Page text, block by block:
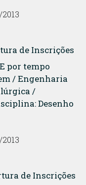
2013
de Inscrições
por tempo
/ Engenharia
/
Desenho
2013
de Inscrições